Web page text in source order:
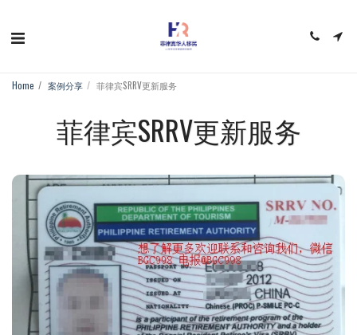
Home 案例分享 菲律宾SRRV更新服务
菲律宾SRRV更新服务